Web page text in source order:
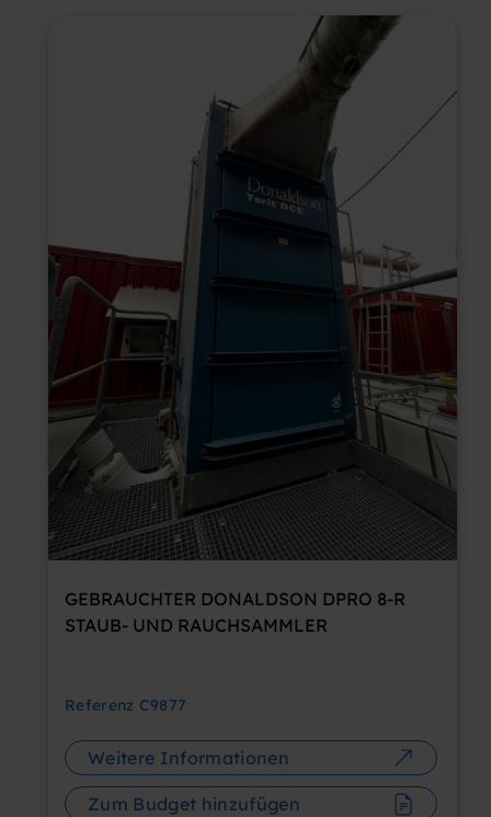
GEBRAUCHTER DONALDSON DPRO 8-R
STAUB- UND RAUCHSAMMLER
Referenz C9877
Weitere Informationen
Zum Budget hinzufügen